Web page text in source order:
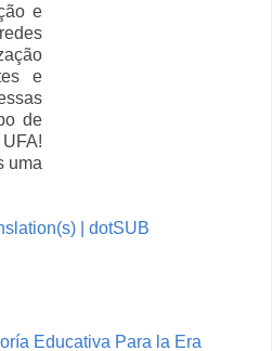
e
e
de
uma
| dotSUB
Educativa Para la Era